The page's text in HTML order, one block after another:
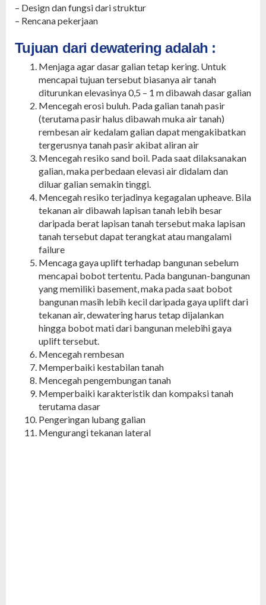
– Design dan fungsi dari struktur
– Rencana pekerjaan
Tujuan dari dewatering adalah :
Menjaga agar dasar galian tetap kering. Untuk
mencapai tujuan tersebut biasanya air tanah
diturunkan elevasinya 0,5 – 1 m dibawah dasar galian
Mencegah erosi buluh. Pada galian tanah pasir
(terutama pasir halus dibawah muka air tanah)
rembesan air kedalam galian dapat mengakibatkan
tergerusnya tanah pasir akibat aliran air
Mencegah resiko sand boil. Pada saat dilaksanakan
galian, maka perbedaan elevasi air didalam dan
diluar galian semakin tinggi.
Mencegah resiko terjadinya kegagalan upheave. Bila
tekanan air dibawah lapisan tanah lebih besar
daripada berat lapisan tanah tersebut maka lapisan
tanah tersebut dapat terangkat atau mangalami
failure
Mencaga gaya uplift terhadap bangunan sebelum
mencapai bobot tertentu. Pada bangunan-bangunan
yang memiliki basement, maka pada saat bobot
bangunan masih lebih kecil daripada gaya uplift dari
tekanan air, dewatering harus tetap dijalankan
hingga bobot mati dari bangunan melebihi gaya
uplift tersebut.
Mencegah rembesan
Memperbaiki kestabilan tanah
Mencegah pengembungan tanah
Memperbaiki karakteristik dan kompaksi tanah
terutama dasar
Pengeringan lubang galian
Mengurangi tekanan lateral